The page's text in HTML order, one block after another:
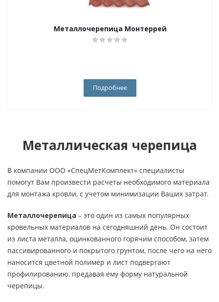
Металлочерепица Монтеррей
Подробнее
Металлическая черепица
В компании ООО «СпецМетКомплект» специалисты
помогут Вам произвести расчеты необходимого материала
для монтажа кровли, с учетом минимизации Ваших затрат.
Металлочерепица – это один из самых популярных
кровельных материалов на сегодняшний день. Он состоит
из листа металла, оцинкованного горячим способом, затем
пассивированного и покрытого грунтом, после чего на него
наносится цветной полимер и лист подвергают
профилированию, предавая ему форму натуральной
черепицы.